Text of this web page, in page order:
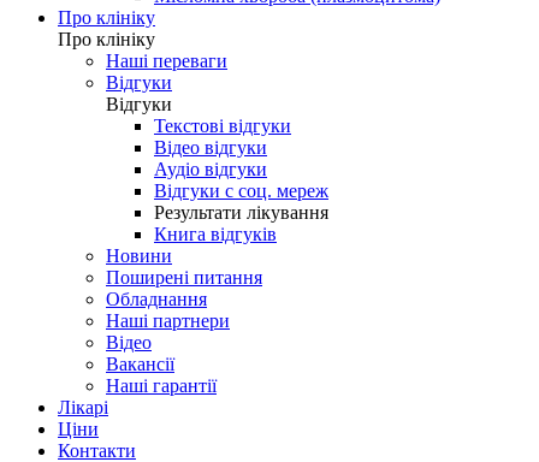
Про клініку
Про клініку
Наші переваги
Відгуки
Відгуки
Текстові відгуки
Відео відгуки
Аудіо відгуки
Відгуки с соц. мереж
Результати лікування
Книга відгуків
Новини
Поширені питання
Обладнання
Наші партнери
Відео
Вакансії
Наші гарантії
Лікарі
Ціни
Контакти